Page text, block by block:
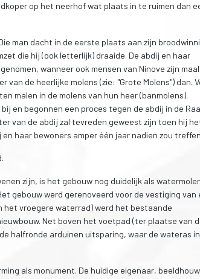
op het neerhof wat plaats in te ruimen dan
man dacht in de eerste plaats aan zijn
die hij (ook letterlijk) draaide. De abdij en haar
wanneer ook mensen van Ninove zijn
de heerlijke molens (zie: "Grote Molens") dan.
malen in de molens van hun heer (banmolens).
en begonnen een proces tegen de abdij in de
van de abdij zal tevreden geweest zijn toen hij
haar bewoners amper één jaar nadien zou
zijn, is het gebouw nog duidelijk als
gebouw werd gerenoveerd voor de vestiging van
het vroegere waterrad) werd het bestaande
Net boven het voetpad (ter plaatse van
halfronde arduinen uitsparing, waar de wateras
als monument. De huidige eigenaar,